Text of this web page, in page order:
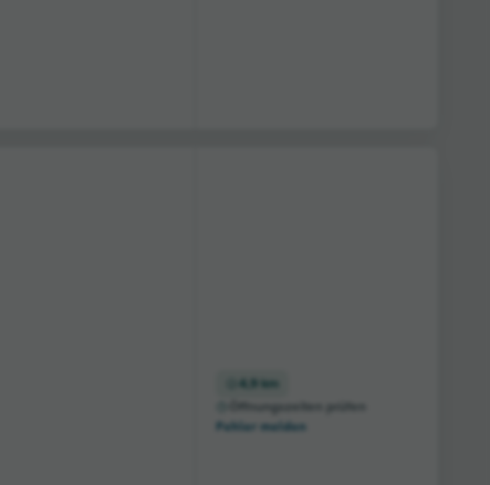
4,9 km
Öffnungszeiten prüfen
Fehler melden